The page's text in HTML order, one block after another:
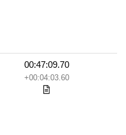
00:47:09.70
+00:04:03.60